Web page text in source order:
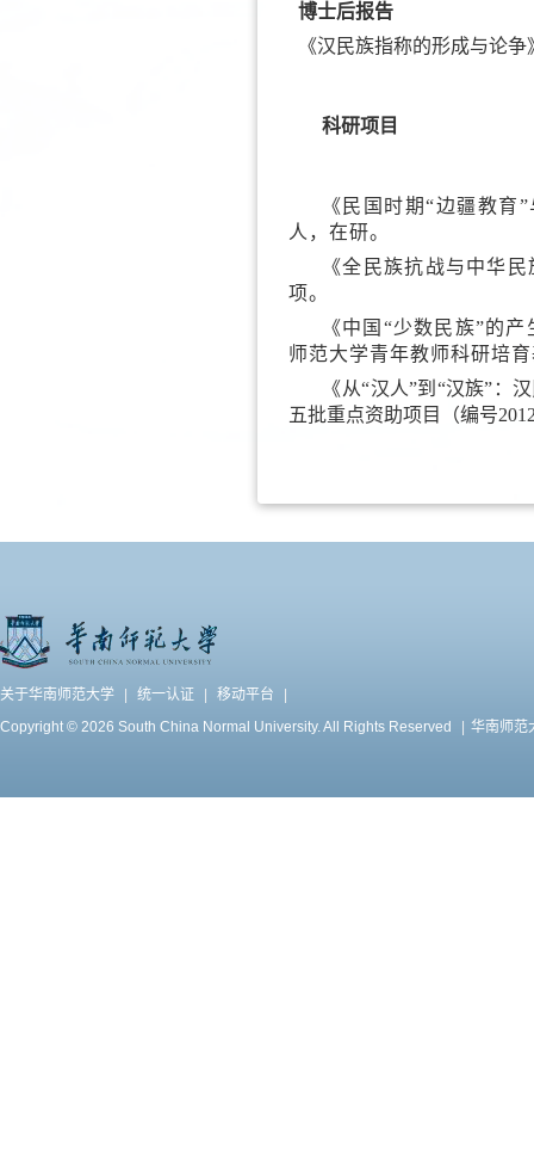
博士后报告
《汉民族指称的形成与论争
科研项目
《民国时期“边疆教
人，在研。
《全民族抗战与中华
项。
《中国“少数民族”的
师范大学青年教师科研培
《 从“汉人”到“汉族”：
五批重点资助项目（编号
关于华南师范大学 | 统一认证 | 移动平台
|
Copyright © 2026 South China Normal University. All Rights Reserved
| 华南师范